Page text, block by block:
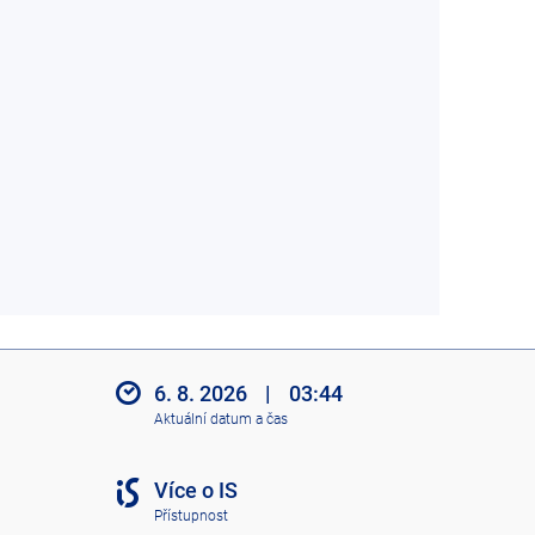
6. 8. 2026 | 03:44
Aktuální datum a čas
Více o IS
Přístupnost